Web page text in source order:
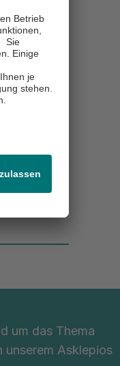
um das Thema
unserem Asklepios